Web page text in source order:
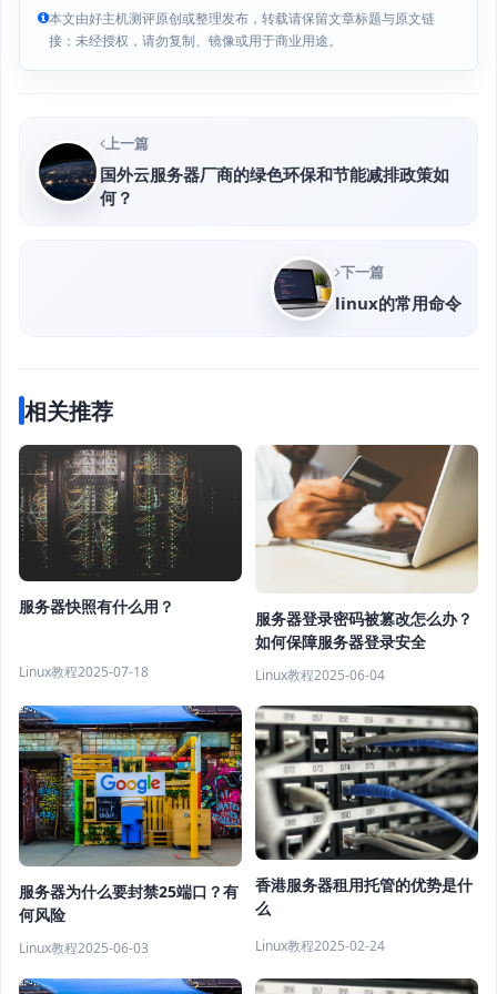
本文由好主机测评原创或整理发布，转载请保留文章标题与原文链
接；未经授权，请勿复制、镜像或用于商业用途。
上一篇
国外云服务器厂商的绿色环保和节能减排政策如
何？
下一篇
linux的常用命令
相关推荐
服务器快照有什么用？
Linux教程2025-07-18
服务器登录密码被篡改怎么办？
如何保障服务器登录安全
Linux教程2025-06-04
服务器为什么要封禁25端口？有
何风险
Linux教程2025-06-03
香港服务器租用托管的优势是什
么
Linux教程2025-02-24